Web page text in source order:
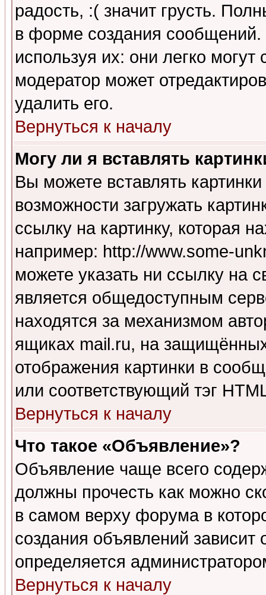
радость, :( значит грусть.
в форме создания сообщений.
используя их: они легко
модератор может
удалить его.
Вернуться к началу
Могу ли я вставлять
Вы можете вставлять
возможности загружать
ссылку на картинку, которая
например: http://www.some-
можете указать ни ссылку на
является общедоступным
находятся за механизмом
ящиках mail.ru, на
отображения картинки в
или соответствующий тэг
Вернуться к началу
Что такое «Объявление»?
Объявление чаще всего
должны прочесть как можно
в самом верху форума в
создания объявлений зависит
определяется
Вернуться к началу